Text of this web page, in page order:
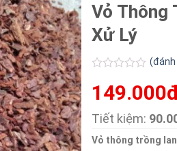
Vỏ Thông
Xử Lý
xếp
hạng
5
sao
(đánh
Tiết kiệm:
Vỏ thông trồng lan